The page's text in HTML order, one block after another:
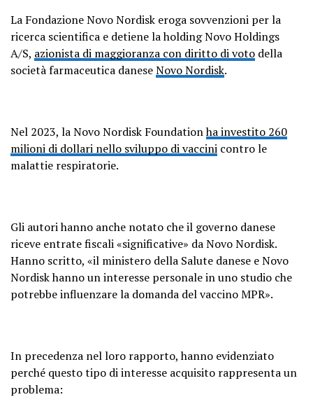
La Fondazione Novo Nordisk eroga sovvenzioni per la
ricerca scientifica e detiene la holding Novo Holdings
A/S, azionista di maggioranza con diritto di voto della
società farmaceutica daneseNovo Nordisk.
Nel 2023, la Novo Nordisk Foundationha investito 260
milioni di dollari nello sviluppo di vaccini contro le
malattie respiratorie.
Gli autori hanno anche notato che il governo danese
riceve entrate fiscali «significative» da Novo Nordisk.
Hanno scritto, «il ministero della Salute danese e Novo
Nordisk hanno un interesse personale in uno studio che
potrebbe influenzare la domanda del vaccino MPR».
In precedenza nel loro rapporto, hanno evidenziato
perché questo tipo di interesse acquisito rappresenta un
problema: